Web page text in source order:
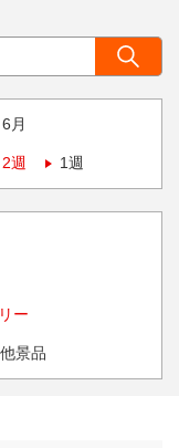
6月
2週 1週
ー
景品